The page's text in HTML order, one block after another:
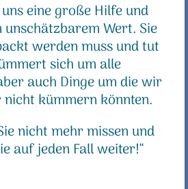
eine große Hilfe und
unschätzbarem Wert. Sie
werden muss und tut
sich um alle
auch Dinge um die wir
nicht kümmern könnten.
nicht mehr missen und
auf jeden Fall weiter!“